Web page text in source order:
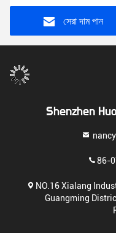
সেরা দাম পান
Shenzhen
86-
NO.16 Xialang
Guangming